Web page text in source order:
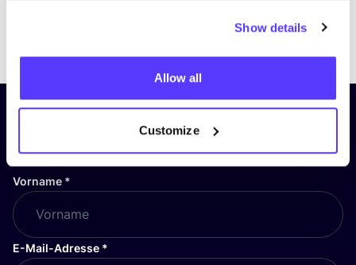
Show details
Allow all
Customize
PreviousNext
Abonniere unseren Newsletter
und bleibe auf dem Laufenden!
Vorname *
E-Mail-Adresse *